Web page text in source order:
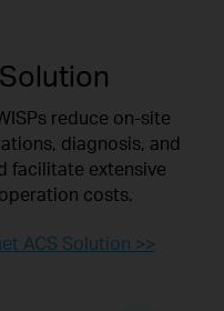
reduce on-site
diagnosis, and
facilitate extensive
costs.
ACS Solution >>